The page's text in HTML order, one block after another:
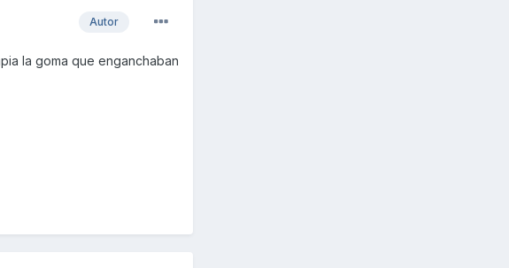
Autor
la goma que enganchaban